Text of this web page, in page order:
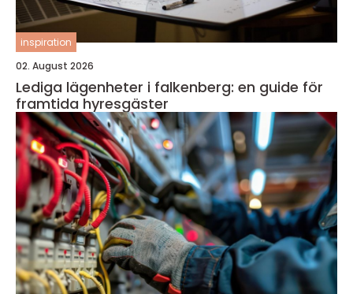
inspiration
02. August 2026
Lediga lägenheter i falkenberg: en guide för
framtida hyresgäster